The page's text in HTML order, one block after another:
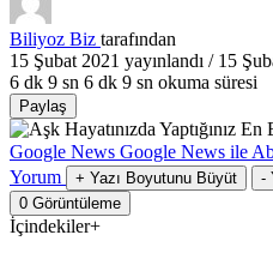
Biliyoz Biz tarafından
15 Şubat 2021 yayınlandı / 15
6 dk 9 sn 6 dk 9 sn okuma süresi
Paylaş
Google News Google News ile
Yorum
+ Yazı Boyutunu Büyüt -
0 Görüntüleme
İçindekiler+